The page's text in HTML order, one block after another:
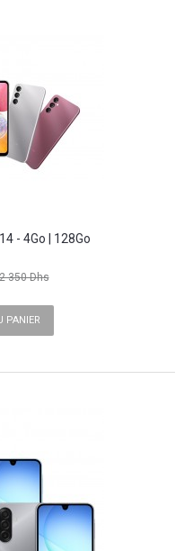
- 4Go | 128Go
350 Dhs
PANIER